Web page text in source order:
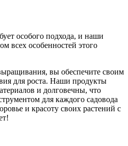
особого подхода, и наши
всех особенностей этого
вы обеспечите своим
для роста. Наши продукты
и долговечны, что
для каждого садовода
и красоту своих растений с